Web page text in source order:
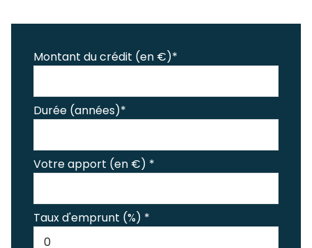
Montant du crédit (en €)*
Durée (années)*
Votre apport (en €) *
Taux d'emprunt (%) *